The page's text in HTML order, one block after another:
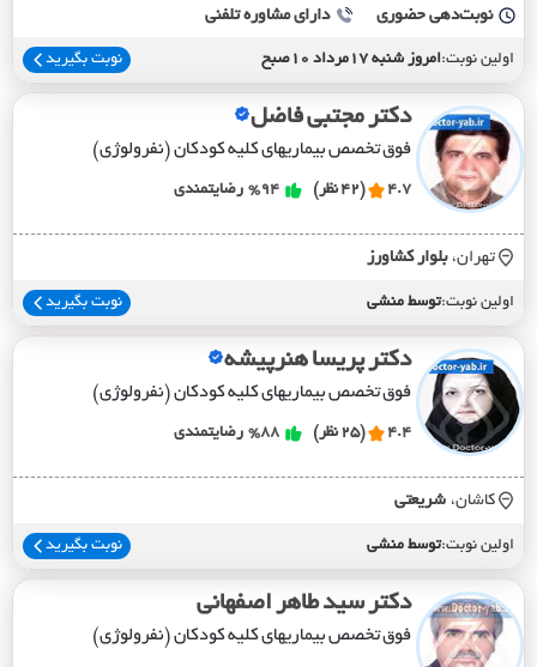
نوبت‌دهی حضوری دارای مشاوره تلفنی
اولین نوبت:امروز شنبه 17مرداد 10صبح نوبت بگیرید
دکتر مجتبی فاضل
فوق تخصص بیماریهای کلیه کودکان (نفرولوژی)
4.7 (42 نظر) %94 رضایتمندی
تهران، بلوار کشاورز
اولین نوبت:توسط منشی نوبت بگیرید
دکتر پریسا هنرپیشه
فوق تخصص بیماریهای کلیه کودکان (نفرولوژی)
4.4 (25 نظر) %88 رضایتمندی
کاشان، شريعتي
اولین نوبت:توسط منشی نوبت بگیرید
دکتر سید طاهر اصفهانی
فوق تخصص بیماریهای کلیه کودکان (نفرولوژی)